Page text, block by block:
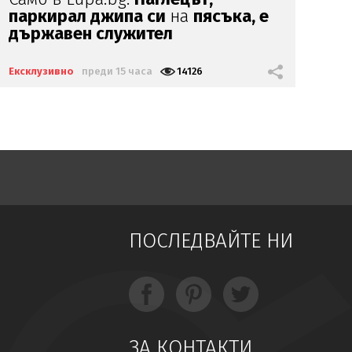
на Министерството на
иновациите?
Ексклузивно преди 1 ден 7681
ПОСЛЕДВАЙТЕ НИ